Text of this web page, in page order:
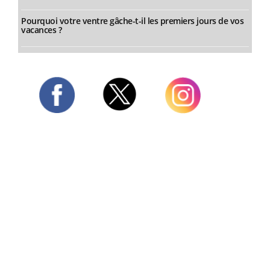
Pourquoi votre ventre gâche-t-il les premiers jours de vos
vacances ?